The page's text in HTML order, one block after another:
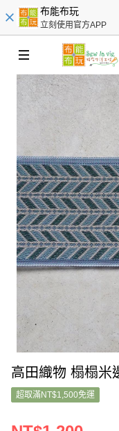
布能布玩
立刻使用官方APP
高田織物 榻榻米
超取滿NT$1,500免運